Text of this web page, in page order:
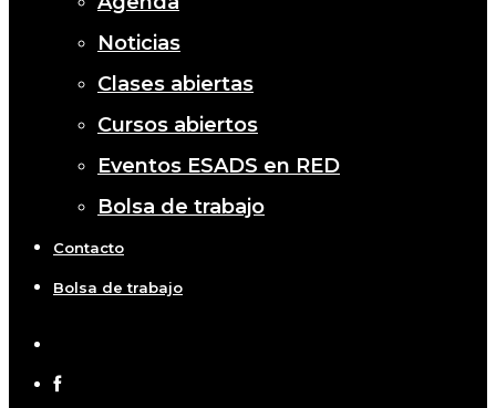
Noticias
Clases abiertas
Cursos abiertos
Eventos ESADS en RED
Bolsa de trabajo
Contacto
Bolsa de trabajo
twitter
facebook